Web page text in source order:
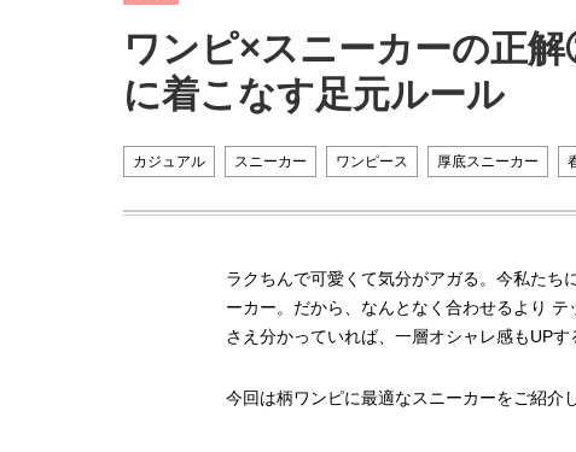
ワンピ×スニーカーの正
に着こなす足元ルール
カジュアル スニーカー ワンピース 厚底スニーカー
ラクちんで可愛くて気分がアガる。今私たち
ーカー。だから、なんとなく合わせるより
さえ分かっていれば、一層オシャレ感もUP
今回は柄ワンピに最適なスニーカーをご紹介